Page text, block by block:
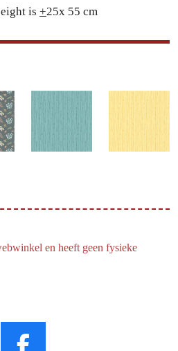
is +25x 55 cm
en heeft geen fysieke